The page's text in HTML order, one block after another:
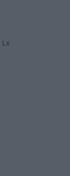
Lx